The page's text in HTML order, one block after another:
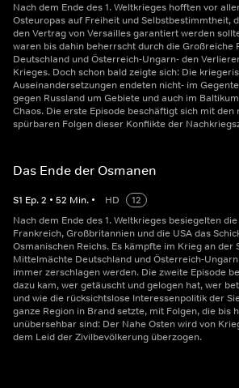
Nach dem Ende des 1. Weltkrieges hofften vor
Osteuropas auf Freiheit und Selbstbestimmtheit,
den Vertrag von Versailles garantiert werden
waren bis dahin beherrscht durch die Großreiche
Deutschland und Österreich-Ungarn- den
Krieges. Doch schon bald zeigte sich: Die
Auseinandersetzungen endeten nicht- im
gegen Russland um Gebiete und auch im
Chaos. Die erste Episode beschäftigt sich mit den
spürbaren Folgen dieser Konflikte der
Das Ende der Osmanen
S1 Ep.2 • 52 Min. • HD
12
Nach dem Ende des 1. Weltkrieges besiegelten
Frankreich, Großbritannien und die USA das
Osmanischen Reichs. Es kämpfte im Krieg an der
Mittelmächte Deutschland und Österreich-
immer zerschlagen werden. Die zweite Episode
dazu kam, wer getäuscht und gelogen hat, wer
und wie die rücksichtslose Interessenpolitik der
ganze Region in Brand setzte, mit Folgen, die bis
unübersehbar sind: Der Nahe Osten wird von
dem Leid der Zivilbevölkerung überzogen.